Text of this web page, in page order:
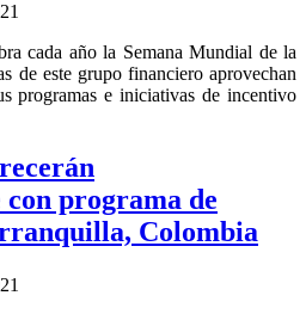
cada año la Semana Mundial de la
de este grupo financiero aprovechan
programas e iniciativas de incentivo
programa de
Colombia